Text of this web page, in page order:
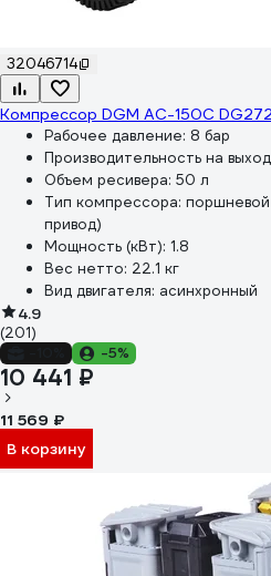
32046714
Компрессор DGM AC-150C
Рабочее давление: 8 бар
Производительность на
Объем ресивера: 50 л
Тип компрессора: поршневой
привод)
Мощность (кВт): 1.8
Вес нетто: 22.1 кг
Вид двигателя: асинхронный
4.9
(201)
-5%
10 441 ₽
11 569 ₽
В корзину